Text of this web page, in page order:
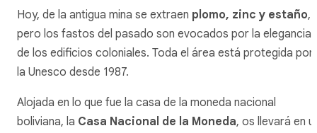
Hoy, de la antigua mina se extraen plomo, zinc y estaño,
pero los fastos del pasado son evocados por la elegancia
de los edificios coloniales. Toda el área está protegida por
la Unesco desde 1987.
Alojada en lo que fue la casa de la moneda nacional
boliviana, la Casa Nacional de la Moneda, os llevará en